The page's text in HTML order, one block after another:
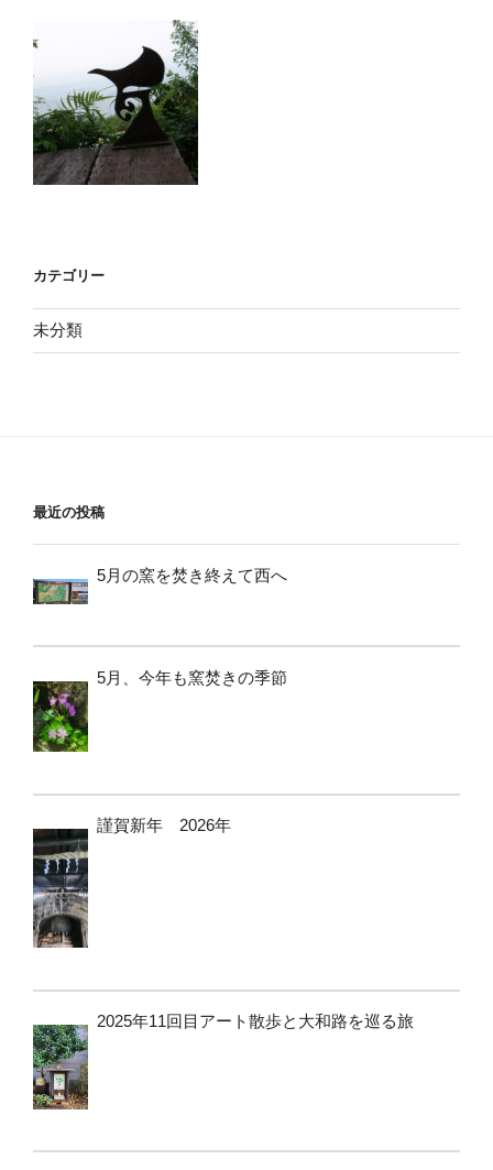
カテゴリー
未分類
最近の投稿
5月の窯を焚き終えて西へ
5月、今年も窯焚きの季節
謹賀新年 2026年
2025年11回目アート散歩と大和路を巡る旅